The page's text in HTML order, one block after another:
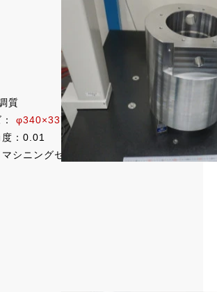
質
φ340×337
：0.01
シニングセンタ、平面研磨、円筒研